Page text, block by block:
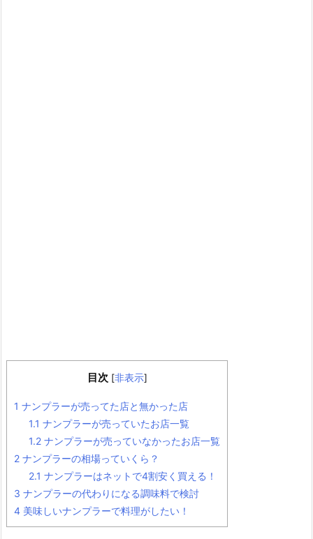
目次 [非表示]
1 ナンプラーが売ってた店と無かった店
1.1 ナンプラーが売っていたお店一覧
1.2 ナンプラーが売っていなかったお店一覧
2 ナンプラーの相場っていくら？
2.1 ナンプラーはネットで4割安く買える！
3 ナンプラーの代わりになる調味料で検討
4 美味しいナンプラーで料理がしたい！